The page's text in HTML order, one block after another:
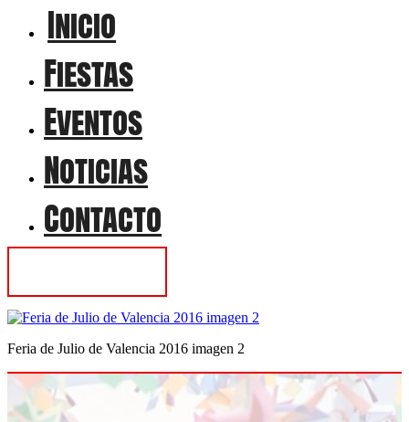
Inicio
Fiestas
Eventos
Noticias
Contacto
Feria de Julio de Valencia 2016 imagen 2